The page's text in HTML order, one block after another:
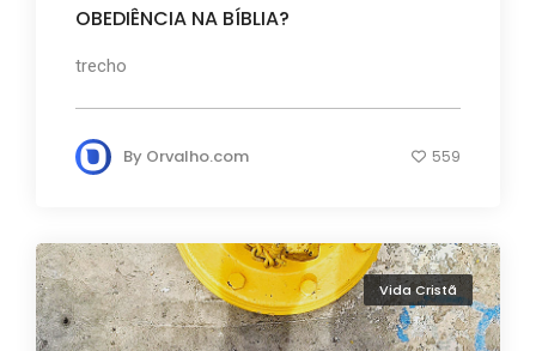
OBEDIÊNCIA NA BÍBLIA?
trecho
By Orvalho.com 559
Vida Cristã